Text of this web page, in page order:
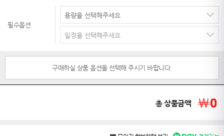
필수옵션
구매하실 상품 옵션을 선택해 주시기 바랍니다.
총 상품금액 ￦0